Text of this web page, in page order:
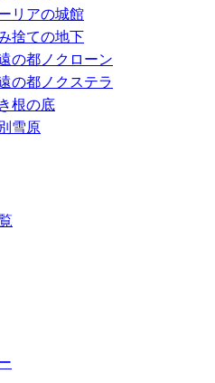
リアの城館
捨ての地下
の都ノクローン
の都ノクステラ
根の底
雪原